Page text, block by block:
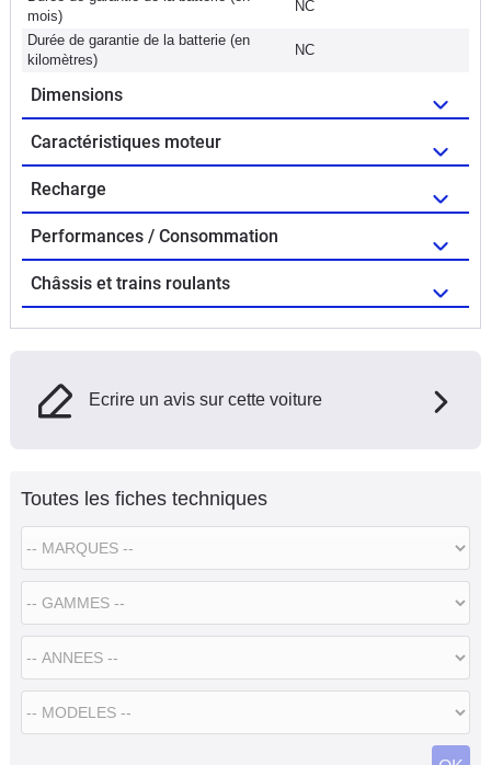
mois)
NC
Durée de garantie de la batterie (en
kilomètres)
NC
Dimensions
Caractéristiques moteur
Recharge
Performances / Consommation
Châssis et trains roulants
Ecrire un avis sur cette voiture
Toutes les fiches techniques